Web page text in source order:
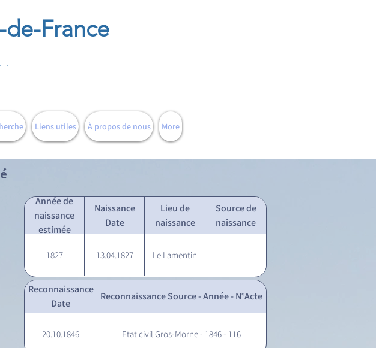
de-France
Liens utiles À propos de nous More
Année de
naissance
estimée
Naissance
Date
Lieu de
naissance
Source de
naissance
1827 13.04.1827 Le Lamentin
Reconnaissance
Date
Reconnaissance Source - Année - N°Acte
20.10.1846 Etat civil Gros-Morne - 1846 - 116